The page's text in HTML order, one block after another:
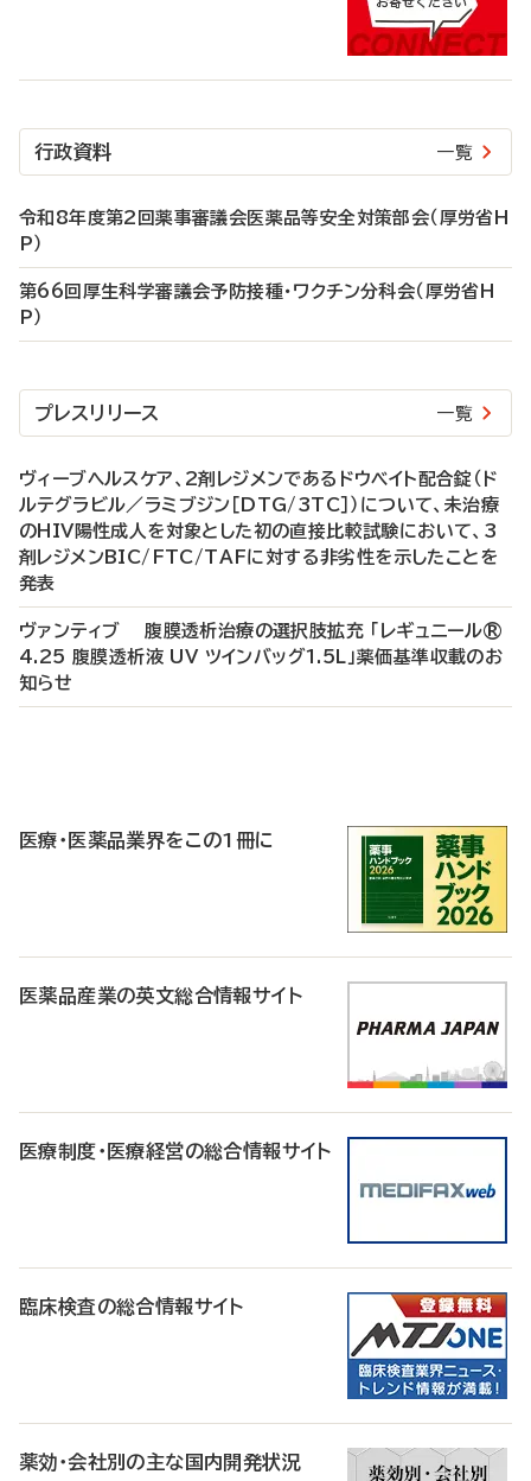
行政資料 一覧
令和8年度第2回薬事審議会医薬品等安全対策部会（厚労省H
P）
第66回厚生科学審議会予防接種・ワクチン分科会（厚労省H
P）
プレスリリース 一覧
ヴィーブヘルスケア、2剤レジメンであるドウベイト配合錠（ド
ルテグラビル／ラミブジン［DTG/3TC］）について、未治療
のHIV陽性成人を対象とした初の直接比較試験において、3
剤レジメンBIC/FTC/TAFに対する非劣性を示したことを
発表
ヴァンティブ 腹膜透析治療の選択肢拡充 「レギュニール®
4.25 腹膜透析液 UV ツインバッグ1.5L」薬価基準収載のお
知らせ
医療・医薬品業界をこの1冊に
医薬品産業の英文総合情報サイト
医療制度・医療経営の総合情報サイト
臨床検査の総合情報サイト
薬効・会社別の主な国内開発状況